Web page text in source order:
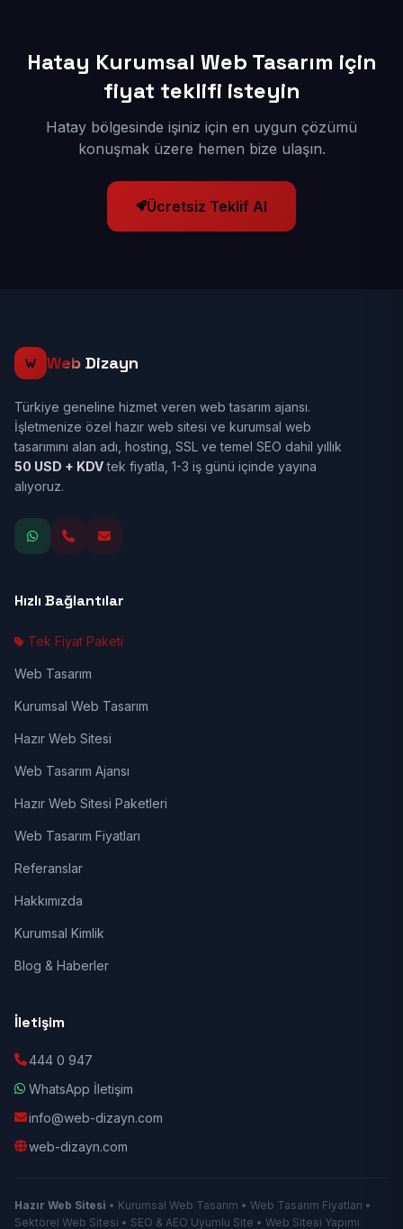
Hatay Kurumsal Web Tasarım için
fiyat teklifi isteyin
Hatay bölgesinde işiniz için en uygun çözümü
konuşmak üzere hemen bize ulaşın.
Ücretsiz Teklif Al
Web Dizayn
Türkiye geneline hizmet veren web tasarım ajansı.
İşletmenize özel hazır web sitesi ve kurumsal web
tasarımını alan adı, hosting, SSL ve temel SEO dahil yıllık
50 USD + KDVtek fiyatla, 1-3 iş günü içinde yayına
alıyoruz.
Hızlı Bağlantılar
Tek Fiyat Paketi
Web Tasarım
Kurumsal Web Tasarım
Hazır Web Sitesi
Web Tasarım Ajansı
Hazır Web Sitesi Paketleri
Web Tasarım Fiyatları
Referanslar
Hakkımızda
Kurumsal Kimlik
Blog & Haberler
İletişim
444 0 947
WhatsApp İletişim
info@web-dizayn.com
web-dizayn.com
Hazır Web Sitesi • Kurumsal Web Tasarım • Web Tasarım Fiyatları •
Sektörel Web Sitesi • SEO & AEO Uyumlu Site • Web Sitesi Yapımı